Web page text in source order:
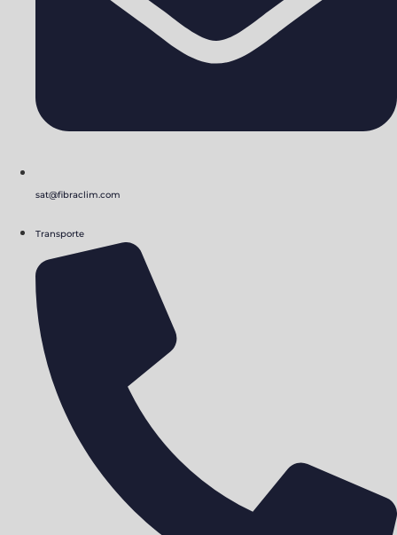
sat@fibraclim.com
Transporte